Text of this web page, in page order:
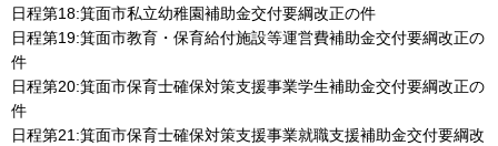
日程第18:箕面市私立幼稚園補助金交付要綱改正の件
日程第19:箕面市教育・保育給付施設等運営費補助金交付要綱改正の
件
日程第20:箕面市保育士確保対策支援事業学生補助金交付要綱改正の
件
日程第21:箕面市保育士確保対策支援事業就職支援補助金交付要綱改